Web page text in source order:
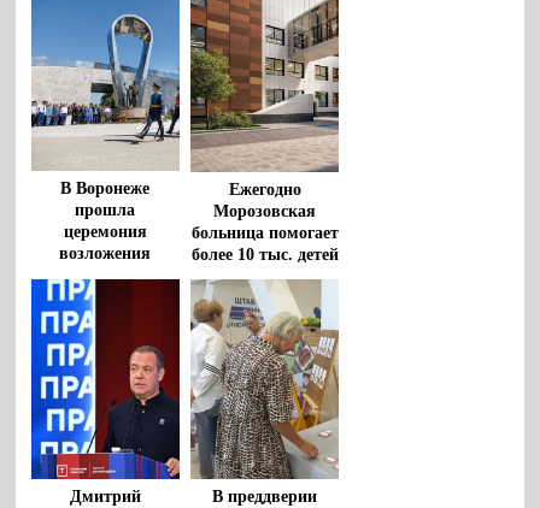
время реализации
закона
палатой РФ и
политическими
партиями
В Воронеже
прошла
церемония
возложения
цветов к
монументу
«Воронеж – родина
ВДВ»
Ежегодно
Морозовская
больница помогает
более 10 тыс. детей
из регионов
Дмитрий
В преддверии